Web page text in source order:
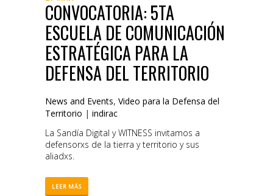
CONVOCATORIA: 5TA
ESCUELA DE COMUNICACIÓN
ESTRATÉGICA PARA LA
DEFENSA DEL TERRITORIO
News and Events, Video para la Defensa del
Territorio | indirac
La Sandía Digital y WITNESS invitamos a
defensorxs de la tierra y territorio y sus
aliadxs.
LEER MÁS